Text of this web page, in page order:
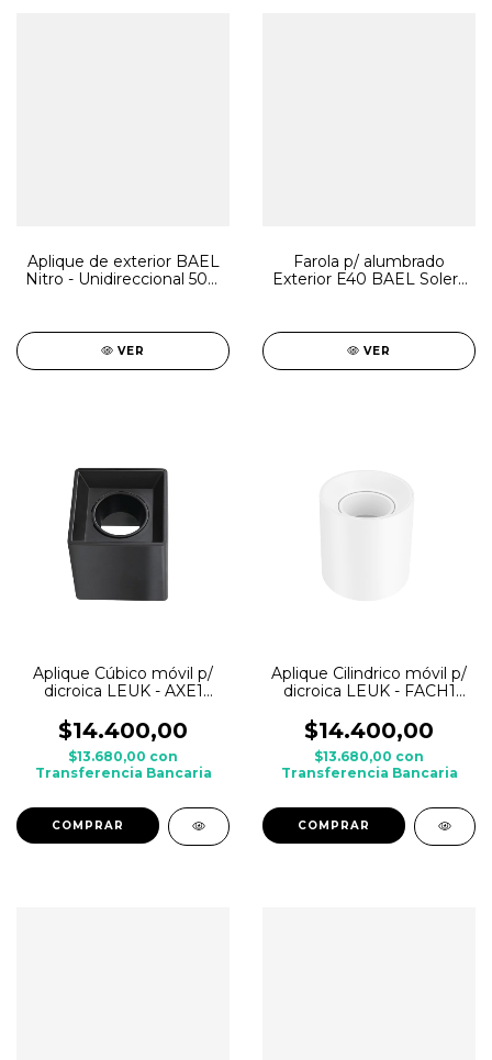
Aplique de exterior BAEL
Nitro - Unidireccional 50w
VER
Farola p/ alumbrado
Exterior E40 BAEL Solera
VER
Aplique Cúbico móvil p/
dicroica LEUK - AXE1
$14.400,00
$13.680,00 con
Transferencia Bancaria
Aplique Cilindrico móvil p/
dicroica LEUK - FACH1
$14.400,00
$13.680,00 con
Transferencia Bancaria